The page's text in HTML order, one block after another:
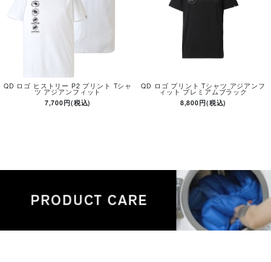
QD ロゴ ヒストリー P2 プリント Tシャ
ツ アジアンフィット
7,700円(税込)
QD ロゴ プリント Tシャツ アジアンフ
ィット プレミアムブラック
8,800円(税込)